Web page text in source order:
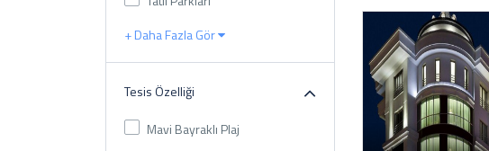
+ Daha Fazla Gör
Tesis Özelliği
Mavi Bayraklı Plaj